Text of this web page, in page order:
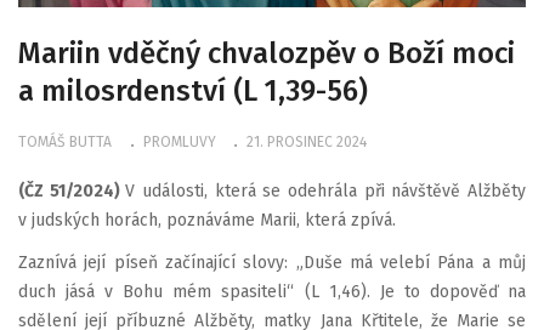
Mariin vděčný chvalozpěv o Boží moci
a milosrdenství (L 1,39-56)
TOMÁŠ BUTTA PROMLUVY 21. PROSINEC 2024
(ČZ 51/2024)V události, která se odehrála při návštěvě Alžběty
v judských horách, poznáváme Marii, která zpívá.
Zaznívá její píseň začínající slovy: „Duše má velebí Pána a můj
duch jásá v Bohu mém spasiteli“ (L 1,46). Je to dopověď na
sdělení její příbuzné Alžběty, matky Jana Křtitele, že Marie se